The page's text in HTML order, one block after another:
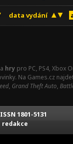
data vydání
hry pro PC, PS4, Xbox
Na Games.cz
, Grand Theft Auto,
ISSN 1801-5131
redakce